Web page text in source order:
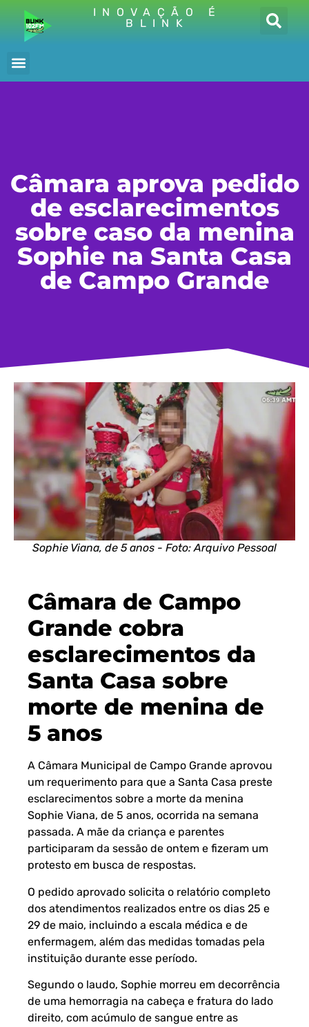
INOVAÇÃO É
BLINK
Câmara aprova pedido
de esclarecimentos
sobre caso da menina
Sophie na Santa Casa
de Campo Grande
Sophie Viana, de 5 anos - Foto: Arquivo Pessoal
Câmara de Campo
Grande cobra
esclarecimentos da
Santa Casa sobre
morte de menina de
5 anos
A Câmara Municipal de Campo Grande aprovou
um requerimento para que a Santa Casa preste
esclarecimentos sobre a morte da menina
Sophie Viana, de 5 anos, ocorrida na semana
passada. A mãe da criança e parentes
participaram da sessão de ontem e fizeram um
protesto em busca de respostas.
O pedido aprovado solicita o relatório completo
dos atendimentos realizados entre os dias 25 e
29 de maio, incluindo a escala médica e de
enfermagem, além das medidas tomadas pela
instituição durante esse período.
Segundo o laudo, Sophie morreu em decorrência
de uma hemorragia na cabeça e fratura do lado
direito, com acúmulo de sangue entre as